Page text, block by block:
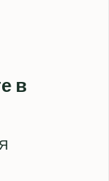
в